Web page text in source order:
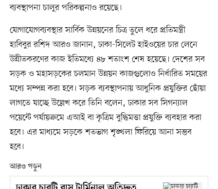
ব্যবস্থাপনা চালুর পরিকল্পনাও রয়েছে।
যোগাযোগব্যবস্থার সার্বিক উন্নয়নের চিত্র তুলে ধরে প্রতিমন্ত্রী
হাবিবুর রশিদ আরও জানান, ঢাকা-সিলেট হাইওয়ের চার লেনে
উন্নীতকরণের কাজ ইতিমধ্যে ৪৮ শতাংশ শেষ হয়েছে। দেশের সব
সড়ক ও মহাসড়কের চলমান উন্নয়ন কাজগুলোও নির্ধারিত সময়ের
মধ্যে সম্পন্ন করা হবে। সড়ক ব্যবস্থাপনায় আধুনিক প্রযুক্তির ছোঁয়া
লাগতে যাচ্ছে উল্লেখ করে তিনি বলেন, ঢাকার সব সিগন্যাল
পয়েন্টে পর্যায়ক্রমে এআই বা কৃত্রিম বুদ্ধিমত্তা প্রযুক্তি ব্যবহার করা
হবে। এর মাধ্যমে সড়কে শতভাগ শৃঙ্খলা ফিরিয়ে আনা সম্ভব
হবে।
আরও পড়ুন